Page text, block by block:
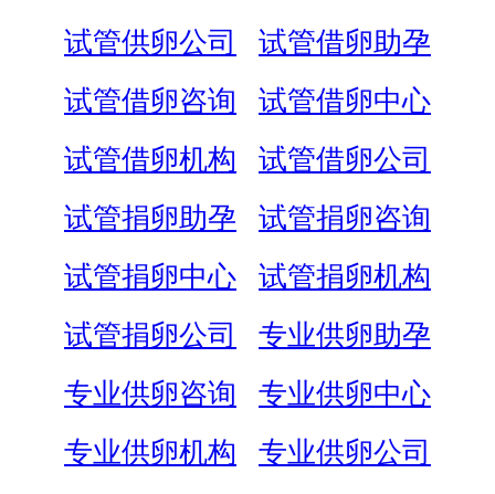
试管供卵公司
试管借卵助孕
试管借卵咨询
试管借卵中心
试管借卵机构
试管借卵公司
试管捐卵助孕
试管捐卵咨询
试管捐卵中心
试管捐卵机构
试管捐卵公司
专业供卵助孕
专业供卵咨询
专业供卵中心
专业供卵机构
专业供卵公司